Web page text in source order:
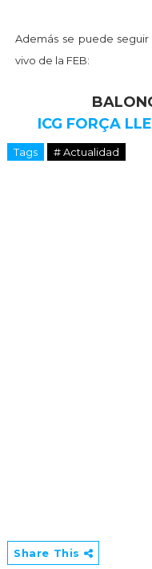
Además se puede
vivo de la FEB:
ICG FORÇA
Tags # Actualidad
Share This